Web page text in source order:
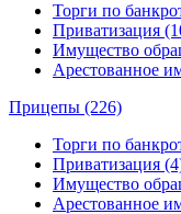
Торги по
Приватизация
Имущество
Арестованное
Прицепы (226)
Торги по
Приватизация
Имущество
Арестованное